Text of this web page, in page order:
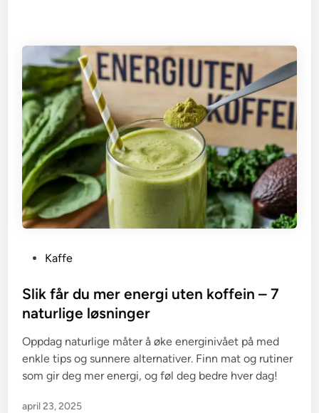
s
t
d
i
n
Kaffe
Slik får du mer energi uten koffein – 7
naturlige løsninger
Oppdag naturlige måter å øke energinivået på med
enkle tips og sunnere alternativer. Finn mat og rutiner
som gir deg mer energi, og føl deg bedre hver dag!
april 23, 2025